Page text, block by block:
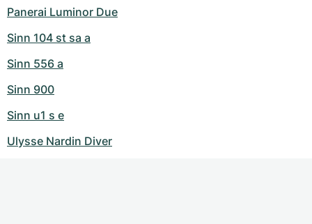
Panerai Luminor Due
Sinn 104 st sa a
Sinn 556 a
Sinn 900
Sinn u1 s e
Ulysse Nardin Diver